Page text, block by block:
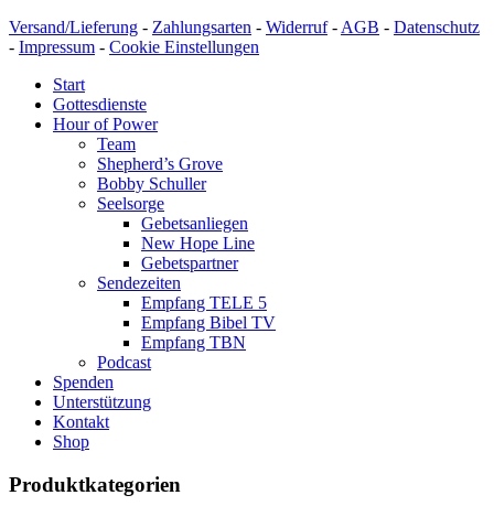
Versand/Lieferung - Zahlungsarten - Widerruf- AGB - Datenschutz
- Impressum - Cookie Einstellungen
Start
Gottesdienste
Hour of Power
Team
Shepherd’s Grove
Bobby Schuller
Seelsorge
Gebetsanliegen
New Hope Line
Gebetspartner
Sendezeiten
Empfang TELE 5
Empfang Bibel TV
Empfang TBN
Podcast
Spenden
Unterstützung
Kontakt
Shop
Produktkategorien